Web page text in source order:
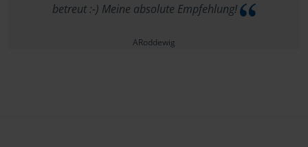
betreut :-) Meine absolute Empfehlung!
ARoddewig